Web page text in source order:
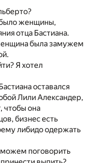
было женщины,
отца Бастиана.
была замужем
Я хотел
оставался
Лили Александер,
чтобы она
бизнес есть
либидо одержать
поговорить